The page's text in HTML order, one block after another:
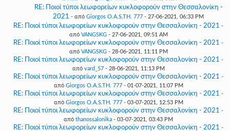
RE: Ποιοί τύποι λεωφορείων κυκλοφορούν στην Θεσσαλονίκη -
2021 - από Giorgos O.A.S.TH. 777 - 27-06-2021, 06:33 PM
RE: Ποιοί τύποι λεωφορείων κυκλοφορούν στην Θεσσαλονίκη - 2021 -
από VANGSKG- 27-06-2021, 09:51 AM
RE: Ποιοί τύποι λεωφορείων κυκλοφορούν στην Θεσσαλονίκη - 2021 -
από VANGSKG- 28-06-2021, 11:11 PM
RE: Ποιοί τύποι λεωφορείων κυκλοφορούν στην Θεσσαλονίκη - 2021 -
από vard_57- 28-06-2021, 11:13 PM
RE: Ποιοί τύποι λεωφορείων κυκλοφορούν στην Θεσσαλονίκη - 2021 -
από Giorgos O.A.S.TH. 777- 01-07-2021, 11:07 PM
RE: Ποιοί τύποι λεωφορείων κυκλοφορούν στην Θεσσαλονίκη - 2021 -
από Giorgos O.A.S.TH. 777- 03-07-2021, 12:53 PM
RE: Ποιοί τύποι λεωφορείων κυκλοφορούν στην Θεσσαλονίκη - 2021 -
από thanossalonika - 03-07-2021, 03:43 PM
RE: Ποιοί τύποι λεωφορείων κυκλοφορούν στην Θεσσαλονίκη - 2021 -